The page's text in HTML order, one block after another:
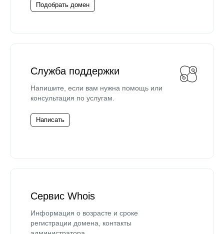
Подобрать домен
Служба поддержки
Напишите, если вам нужна помощь или
консультация по услугам.
Написать
Сервис Whois
Информация о возрасте и сроке
регистрации домена, контакты